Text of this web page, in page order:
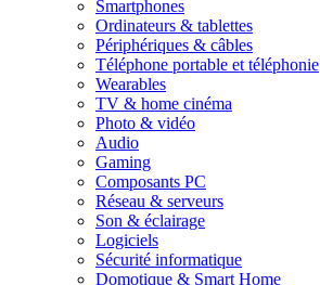
Smartphones
Ordinateurs & tablettes
Périphériques & câbles
Téléphone portable et téléphonie
Wearables
TV & home cinéma
Photo & vidéo
Audio
Gaming
Composants PC
Réseau & serveurs
Son & éclairage
Logiciels
Sécurité informatique
Domotique & Smart Home